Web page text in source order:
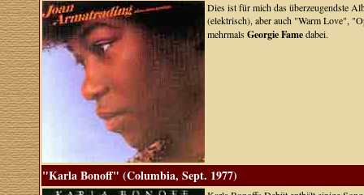
Dies ist für mich das überzeugendste
(elektrisch), aber auch "Warm Love",
mehrmalsGeorgie Famedabei.
"Karla Bonoff" (Columbia, Sept. 1977)